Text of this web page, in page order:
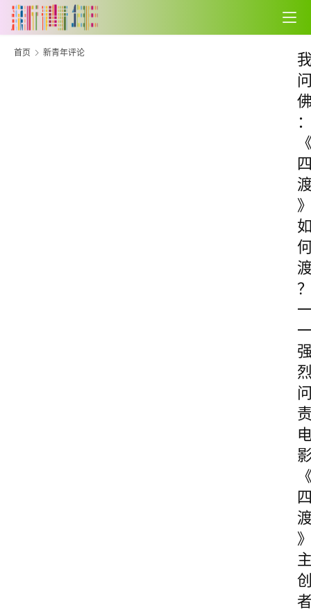
首页 新青年评论